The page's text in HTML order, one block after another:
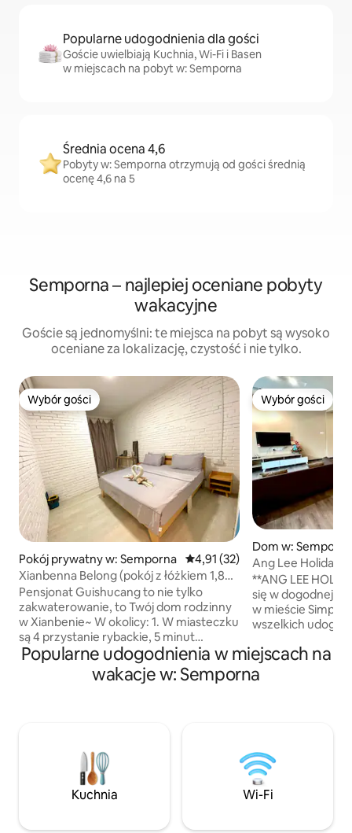
Popularne udogodnienia dla gości
Goście uwielbiają Kuchnia, Wi-Fi i Basen
w miejscach na pobyt w: Semporna
Średnia ocena 4,6
Pobyty w: Semporna otrzymują od gości średnią
ocenę 4,6 na 5
Semporna – najlepiej oceniane pobyty
wakacyjne
Goście są jednomyślni: te miejsca na pobyt są wysoko
oceniane za lokalizację, czystość i nie tylko.
Wybór gości
Wybór gości
Pokój prywatny w: Semporna Średnia ocena: 4,91 na 5,
4,91 (32)
Xianbenna Belong (pokój z łóżkiem 1,8
m, balkonem i łazienką, śniadanie
wliczone w cenę) 2
Pensjonat Guishucang to nie tylko
zakwaterowanie, to Twój dom rodzinny
w Xianbenie~ W okolicy: 1. W miasteczku
są 4 przystanie rybackie, 5 minut
taksówką, 7-17 minut pieszo 2. Rynek
rybny – 5 minut spacerem 3
Supermarket Bataras (Ba Ta Ra Si) 5
Świata, bardzo ekscytujące 5 Bankomat i
całodobowy sklep spożywczy 1 minuta
pieszo 6 Przychodnia czynna 24 godziny
na dobę i chińska apteka – 1 minuta
Wybór gości
Wybór gości
Dom w:
Ang Lee Holiday
dom w Sanbornie
przystani Haifeng]
**ANG LEE
się w dogodnej
w mieście
wszelkich
które znajdują się
Ten dom wakacyjny
komfortowe
z prysznicami 🚿 -
przystani
WiFi** i
parking** -
Popularne udogodnienia w miejscach na
wakacje w: Semporna
Kuchnia Wi-Fi